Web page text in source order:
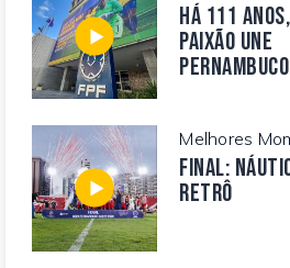
Há 111
paixão une
Melhores
FINAL:
RETRÔ